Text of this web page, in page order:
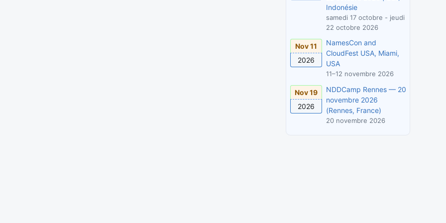
Indonésie
samedi 17 octobre - jeudi
22 octobre 2026
Nov 11
2026
NamesCon and
CloudFest USA, Miami,
USA
11–12 novembre 2026
Nov 19
2026
NDDCamp Rennes — 20
novembre 2026
(Rennes, France)
20 novembre 2026